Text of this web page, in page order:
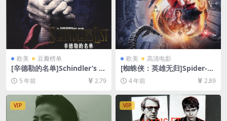
欧美 豆瓣榜单
[辛德勒的名单]Schindler’s Li
st (1993)[百度网盘+迅雷云盘
资源1080P超清未删减][MP4/
12GB][中英字幕]
5 年前 2.79
欧美 高清电影
[蜘蛛侠：英雄无归]Spider-M
an: No Way Home (2021)
[百度网盘+迅雷云盘资源1080
P超清未删减][MP4/9.5GB][中
英字幕]
4 年前 2.89
VIP VIP